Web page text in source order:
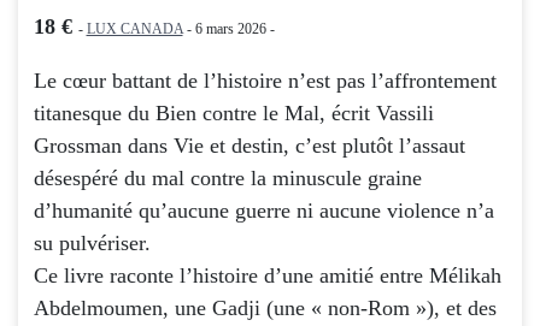
18 € - LUX CANADA- 6 mars 2026 -
Le cœur battant de l’histoire n’est pas l’affrontement
titanesque du Bien contre le Mal, écrit Vassili
Grossman dans Vie et destin, c’est plutôt l’assaut
désespéré du mal contre la minuscule graine
d’humanité qu’aucune guerre ni aucune violence n’a
su pulvériser.
Ce livre raconte l’histoire d’une amitié entre Mélikah
Abdelmoumen, une Gadji (une « non-Rom »), et des